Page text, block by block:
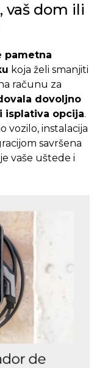
vaš dom ili
pametna
koja želi smanjiti
računu za
dovoljno
isplativa opcija.
vozilo, instalacija
savršena
vaše uštede i